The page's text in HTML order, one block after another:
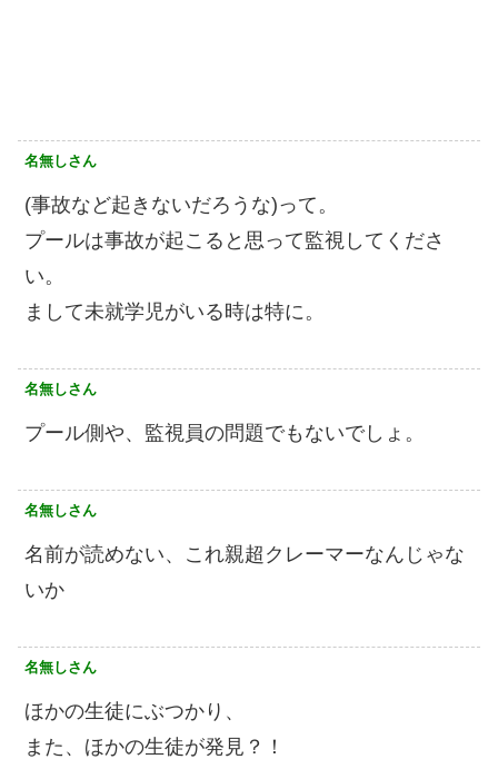
名無しさん
(事故など起きないだろうな)って。
プールは事故が起こると思って監視してくださ
い。
まして未就学児がいる時は特に。
名無しさん
プール側や、監視員の問題でもないでしょ。
名無しさん
名前が読めない、これ親超クレーマーなんじゃな
いか
名無しさん
ほかの生徒にぶつかり、
また、ほかの生徒が発見？！